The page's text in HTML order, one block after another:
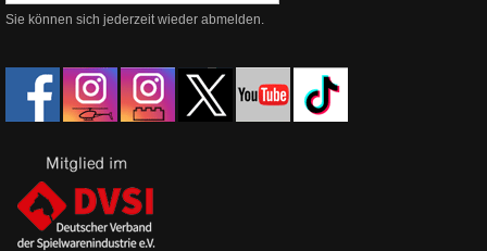
Sie können sich jederzeit wieder abmelden.